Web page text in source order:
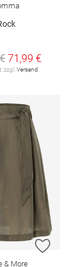
71,99 €
zzgl. Versand
HINZUFÜGEN
ZUR
& More